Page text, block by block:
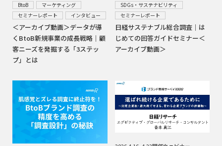
BtoB
マーケティング
セミナーレポート
インタビュー
＜アーカイブ動画＞データが導
くBtoB新規事業の成長戦略｜顧
客ニーズを発掘する「3ステッ
プ」とは
SDGs・サステナビリティ
セミナーレポート
日経サステナブル総合調査｜は
じめての回答ガイドセミナー＜
アーカイブ動画＞